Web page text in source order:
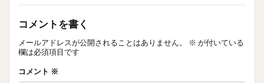
コメントを書く
メールアドレスが公開されることはありません。 ※ が付いている
欄は必須項目です
コメント ※